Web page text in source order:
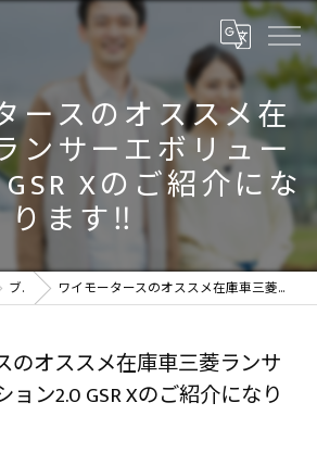
ースのオススメ在
ンサーエボリュー
Xのご紹介にな
ります‼️
ブログ ワイモータースのオススメ在庫車三菱ランサーエボリューション2.0 GSR Xのご紹介になります‼️
のオススメ在庫車三菱ランサ
ン2.0 GSR Xのご紹介になり